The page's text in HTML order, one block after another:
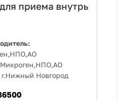
приема внутрь
Новгород